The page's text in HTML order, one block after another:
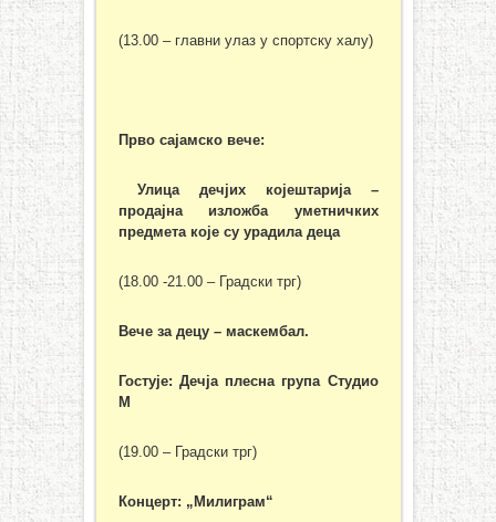
(13.00 – главни улаз у спортску халу)
Прво сајамско вече:
Улица дечјих којештарија –
продајна изложба уметничких
предмета које су урадила деца
(18.00 -21.00 – Градски трг)
Вече за децу – маскембал.
Гостује: Дечја плесна група Студио
М
(19.00 – Градски трг)
Концерт: „Милиграм“